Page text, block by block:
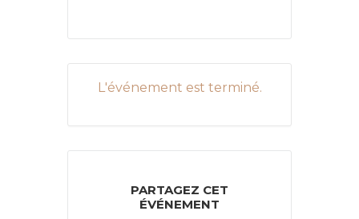
L'événement est terminé.
PARTAGEZ CET
ÉVÉNEMENT